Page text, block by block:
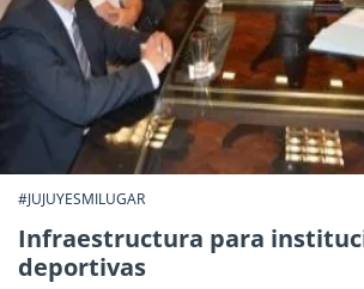
#JUJUYESMILUGAR
Infraestructura para
deportivas